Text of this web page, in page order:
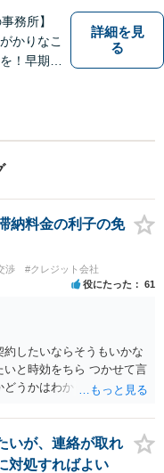
務所】
かりなこ
！早期対
軟に対応
詳細を見
る
納料金の利子の免
渉 #クレジット会社
役にたった 61
したいならそうもいかな
と時効をちら つかせて言
うかはわかりませんが。
いが、連絡が取れ
対処すればよい